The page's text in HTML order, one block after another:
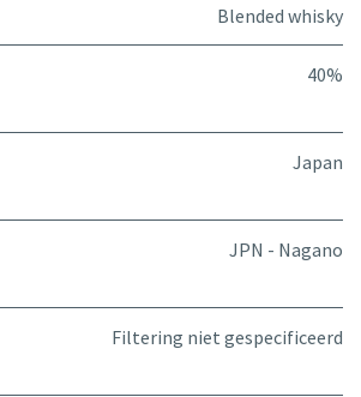
Blended whisky
40%
Japan
JPN - Nagano
Filtering niet gespecificeerd